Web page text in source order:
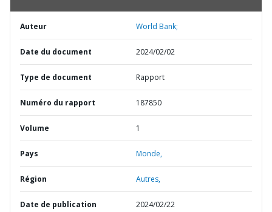
Auteur World Bank;
Date du document 2024/02/02
Type de document Rapport
Numéro du rapport 187850
Volume 1
Pays Monde,
Région Autres,
Date de publication 2024/02/22